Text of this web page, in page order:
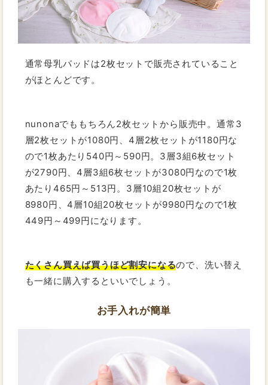
通常母乳パッドは2枚セットで販売されていること
がほとんどです。
nunonaでももちろん2枚セットから販売中。通常3
層2枚セットが1080円、4層2枚セットが1180円な
ので1枚あたり540円～590円。3層3組6枚セット
が2790円、4層3組6枚セットが3080円なので1枚
あたり465円～513円。3層10組20枚セットが
8980円、4層10組20枚セットが9980円なので1枚
449円～499円になります。
たくさん買えば買うほど割安になるので、洗い替え
も一緒に購入するといいでしょう。
お手入れが簡単